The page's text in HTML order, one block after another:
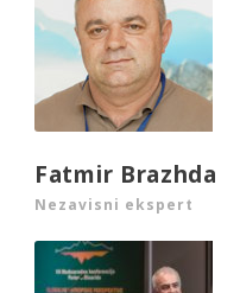
Fatmir Brazhda
Nezavisni ekspert